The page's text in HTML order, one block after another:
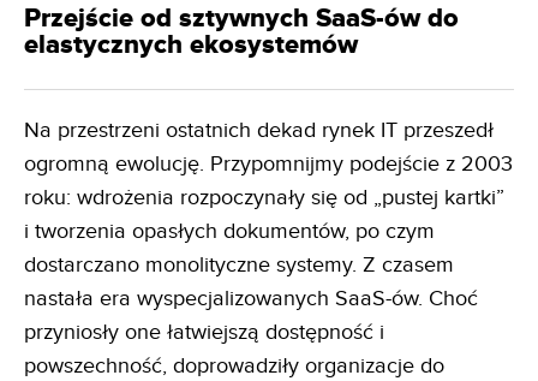
Przejście od sztywnych SaaS-ów do
elastycznych ekosystemów
Na przestrzeni ostatnich dekad rynek IT przeszedł
ogromną ewolucję. Przypomnijmy podejście z 2003
roku: wdrożenia rozpoczynały się od „pustej kartki”
i tworzenia opasłych dokumentów, po czym
dostarczano monolityczne systemy. Z czasem
nastała era wyspecjalizowanych SaaS-ów. Choć
przyniosły one łatwiejszą dostępność i
powszechność, doprowadziły organizacje do